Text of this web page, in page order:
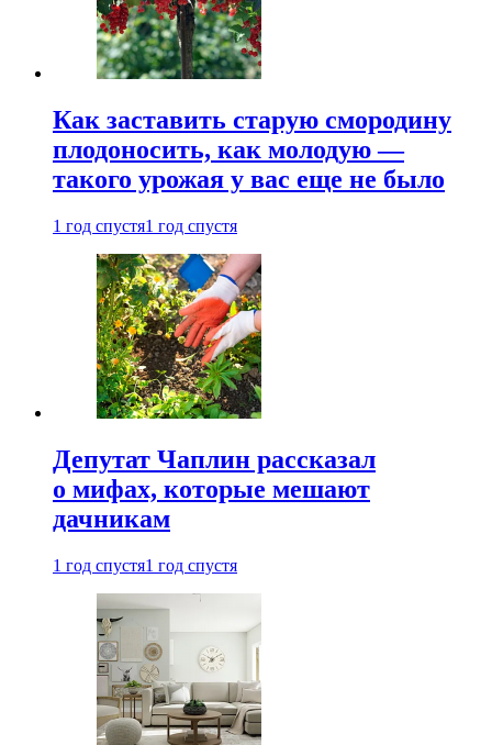
Как заставить старую смородину
плодоносить, как молодую —
такого урожая у вас еще не было
1 год спустя1 год спустя
Депутат Чаплин рассказал
о мифах, которые мешают
дачникам
1 год спустя1 год спустя